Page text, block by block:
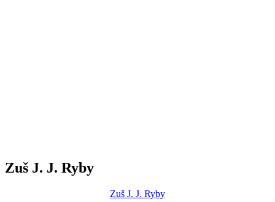
Zuš J. J. Ryby
Zuš J. J. Ryby